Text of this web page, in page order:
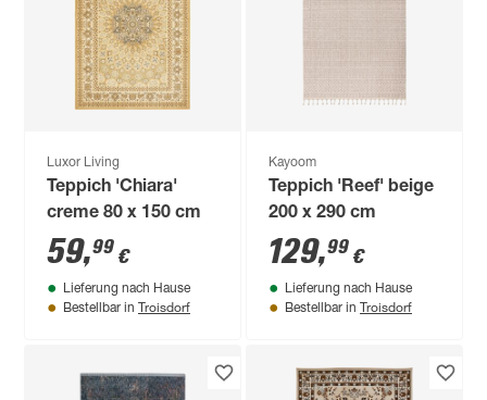
Luxor Living
Teppich 'Chiara'
creme 80 x 150 cm
59,99 €
Lieferung nach Hause
Bestellbar in Troisdorf
Kayoom
Teppich 'Reef' beige
200 x 290 cm
129,99 €
Lieferung nach Hause
Bestellbar in Troisdorf